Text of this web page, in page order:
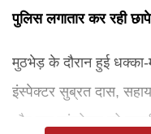
पुलिस लगातार कर रही
मुठभेड़ के दौरान हुई
इंस्पेक्टर सुब्रत दास,
और एक कांस्टेबल को